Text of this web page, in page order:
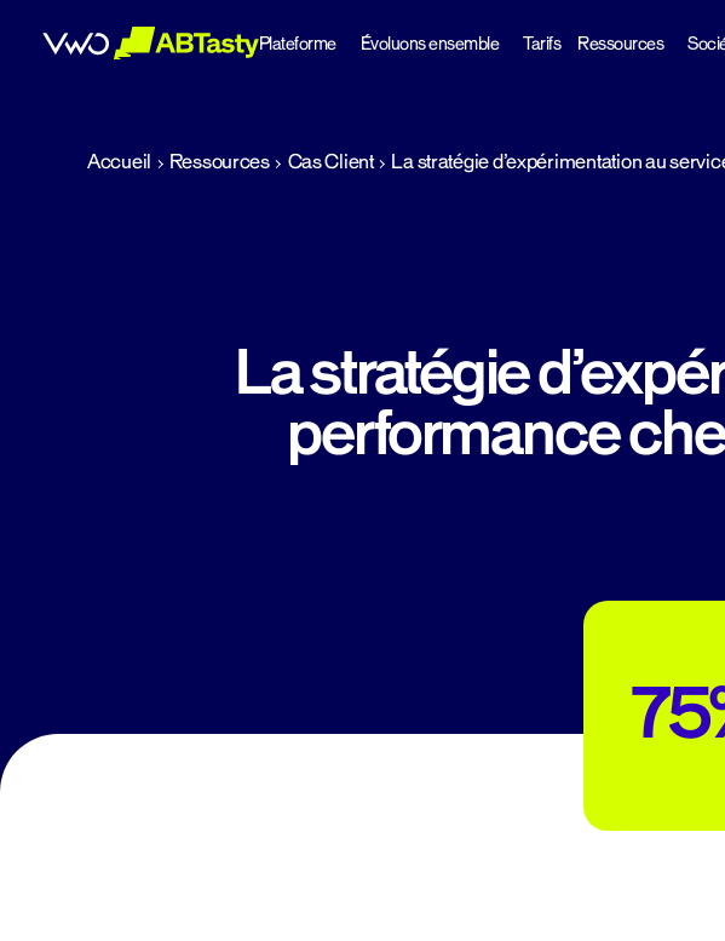
Plateforme Évoluons ensemble Tarifs Ressources
Accueil Ressources Cas Client La stratégie d’expérimentation au
La stratégie
performance